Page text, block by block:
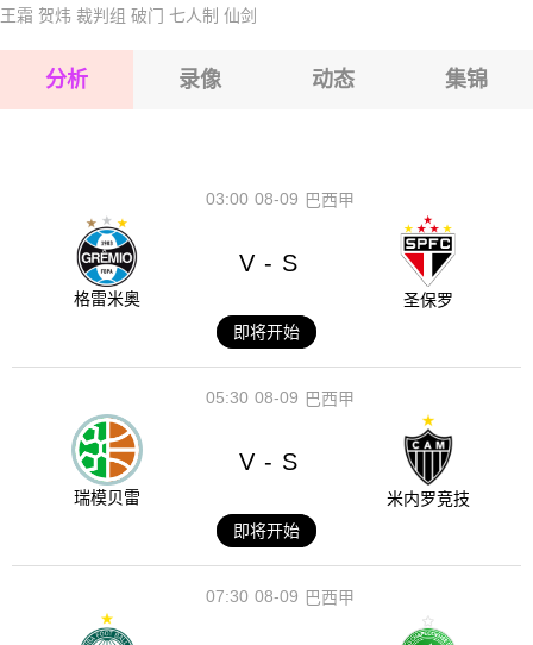
2026-08-15 【澳威超】 SD公鹿FCVS新南威尔士大学
王霜 贺炜 裁判组 破门 七人制 仙剑
分析 录像 动态 集锦
08-09
03:00 巴西甲
格雷米奥
V - S
圣保罗
即将开始
08-09
05:30 巴西甲
瑞模贝雷
V - S
米内罗竞技
即将开始
08-09
07:30 巴西甲